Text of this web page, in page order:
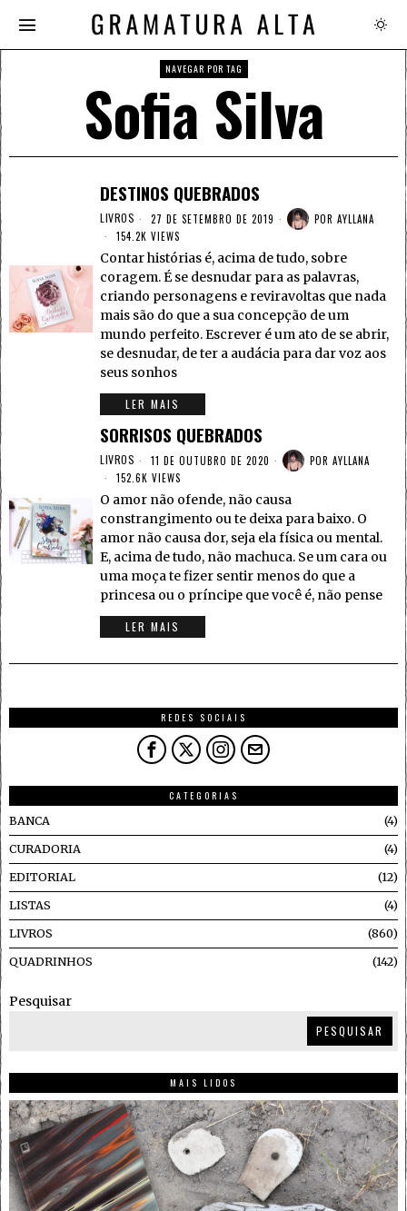
NAVEGAR POR TAG
Sofia Silva
DESTINOS QUEBRADOS
LIVROS 27 DE SETEMBRO DE 2019 POR AYLLANA
154.2K VIEWS
Contar histórias é, acima de tudo, sobre
coragem. É se desnudar para as palavras,
criando personagens e reviravoltas que nada
mais são do que a sua concepção de um
mundo perfeito. Escrever é um ato de se abrir,
se desnudar, de ter a audácia para dar voz aos
seus sonhos
LER MAIS
SORRISOS QUEBRADOS
LIVROS 11 DE OUTUBRO DE 2020 POR AYLLANA
152.6K VIEWS
O amor não ofende, não causa
constrangimento ou te deixa para baixo. O
amor não causa dor, seja ela física ou mental.
E, acima de tudo, não machuca. Se um cara ou
uma moça te fizer sentir menos do que a
princesa ou o príncipe que você é, não pense
LER MAIS
REDES SOCIAIS
CATEGORIAS
BANCA
4
CURADORIA 4
EDITORIAL 12
LISTAS 4
LIVROS 860
QUADRINHOS 142
Pesquisar
PESQUISAR
MAIS LIDOS